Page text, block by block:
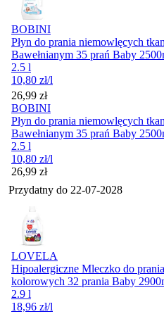
BOBINI
Płyn do prania niemowlęcych
Bawełnianym 35 prań Baby
2.5 l
10,80 zł/l
Cena
26,99 zł
BOBINI
Płyn do prania niemowlęcych
Bawełnianym 35 prań Baby
2.5 l
10,80 zł/l
Cena
26,99 zł
Przydatny do 22-07-2028
LOVELA
Hipoalergiczne Mleczko do
kolorowych 32 prania Baby
2.9 l
18,96 zł/l